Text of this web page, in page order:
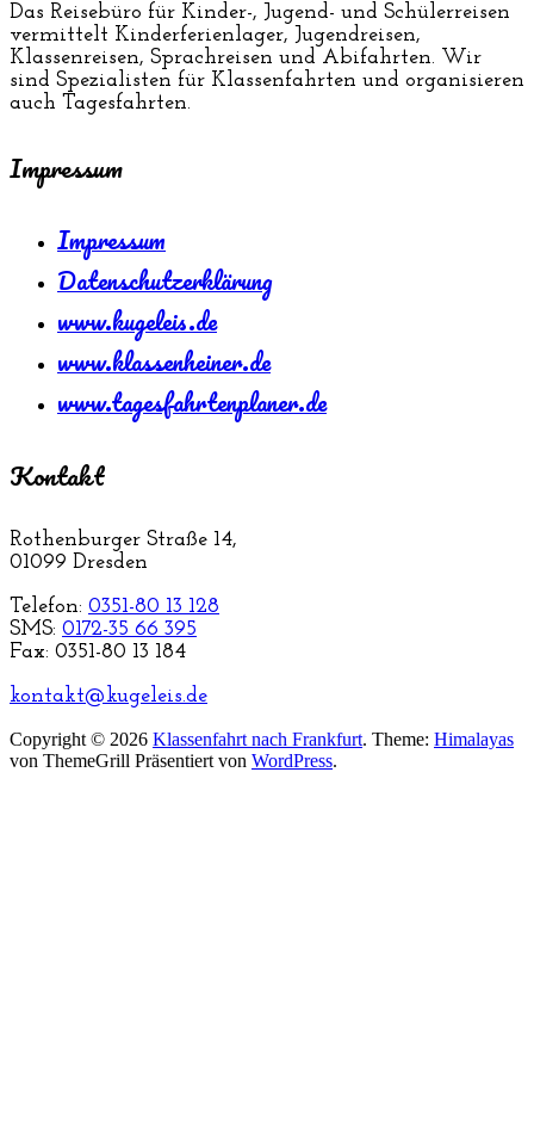
Das Reisebüro für Kinder-, Jugend- und Schülerreisen
vermittelt Kinderferienlager, Jugendreisen,
Klassenreisen, Sprachreisen und Abifahrten. Wir
sind Spezialisten für Klassenfahrten und organisieren
auch Tagesfahrten.
Impressum
Impressum
Datenschutzerklärung
www.kugeleis.de
www.klassenheiner.de
www.tagesfahrtenplaner.de
Kontakt
Rothenburger Straße 14,
01099 Dresden
Telefon: 0351-80 13 128
SMS: 0172-35 66 395
Fax: 0351-80 13 184
kontakt@kugeleis.de
Copyright © 2026 Klassenfahrt nach Frankfurt. Theme: Himalayas
von ThemeGrill Präsentiert von WordPress.